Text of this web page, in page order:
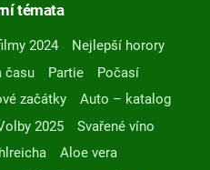
témata
2024
Nejlepší horory
času Partie
Počasí
začátky
Auto – katalog
2025
Svařené víno
Aloe vera